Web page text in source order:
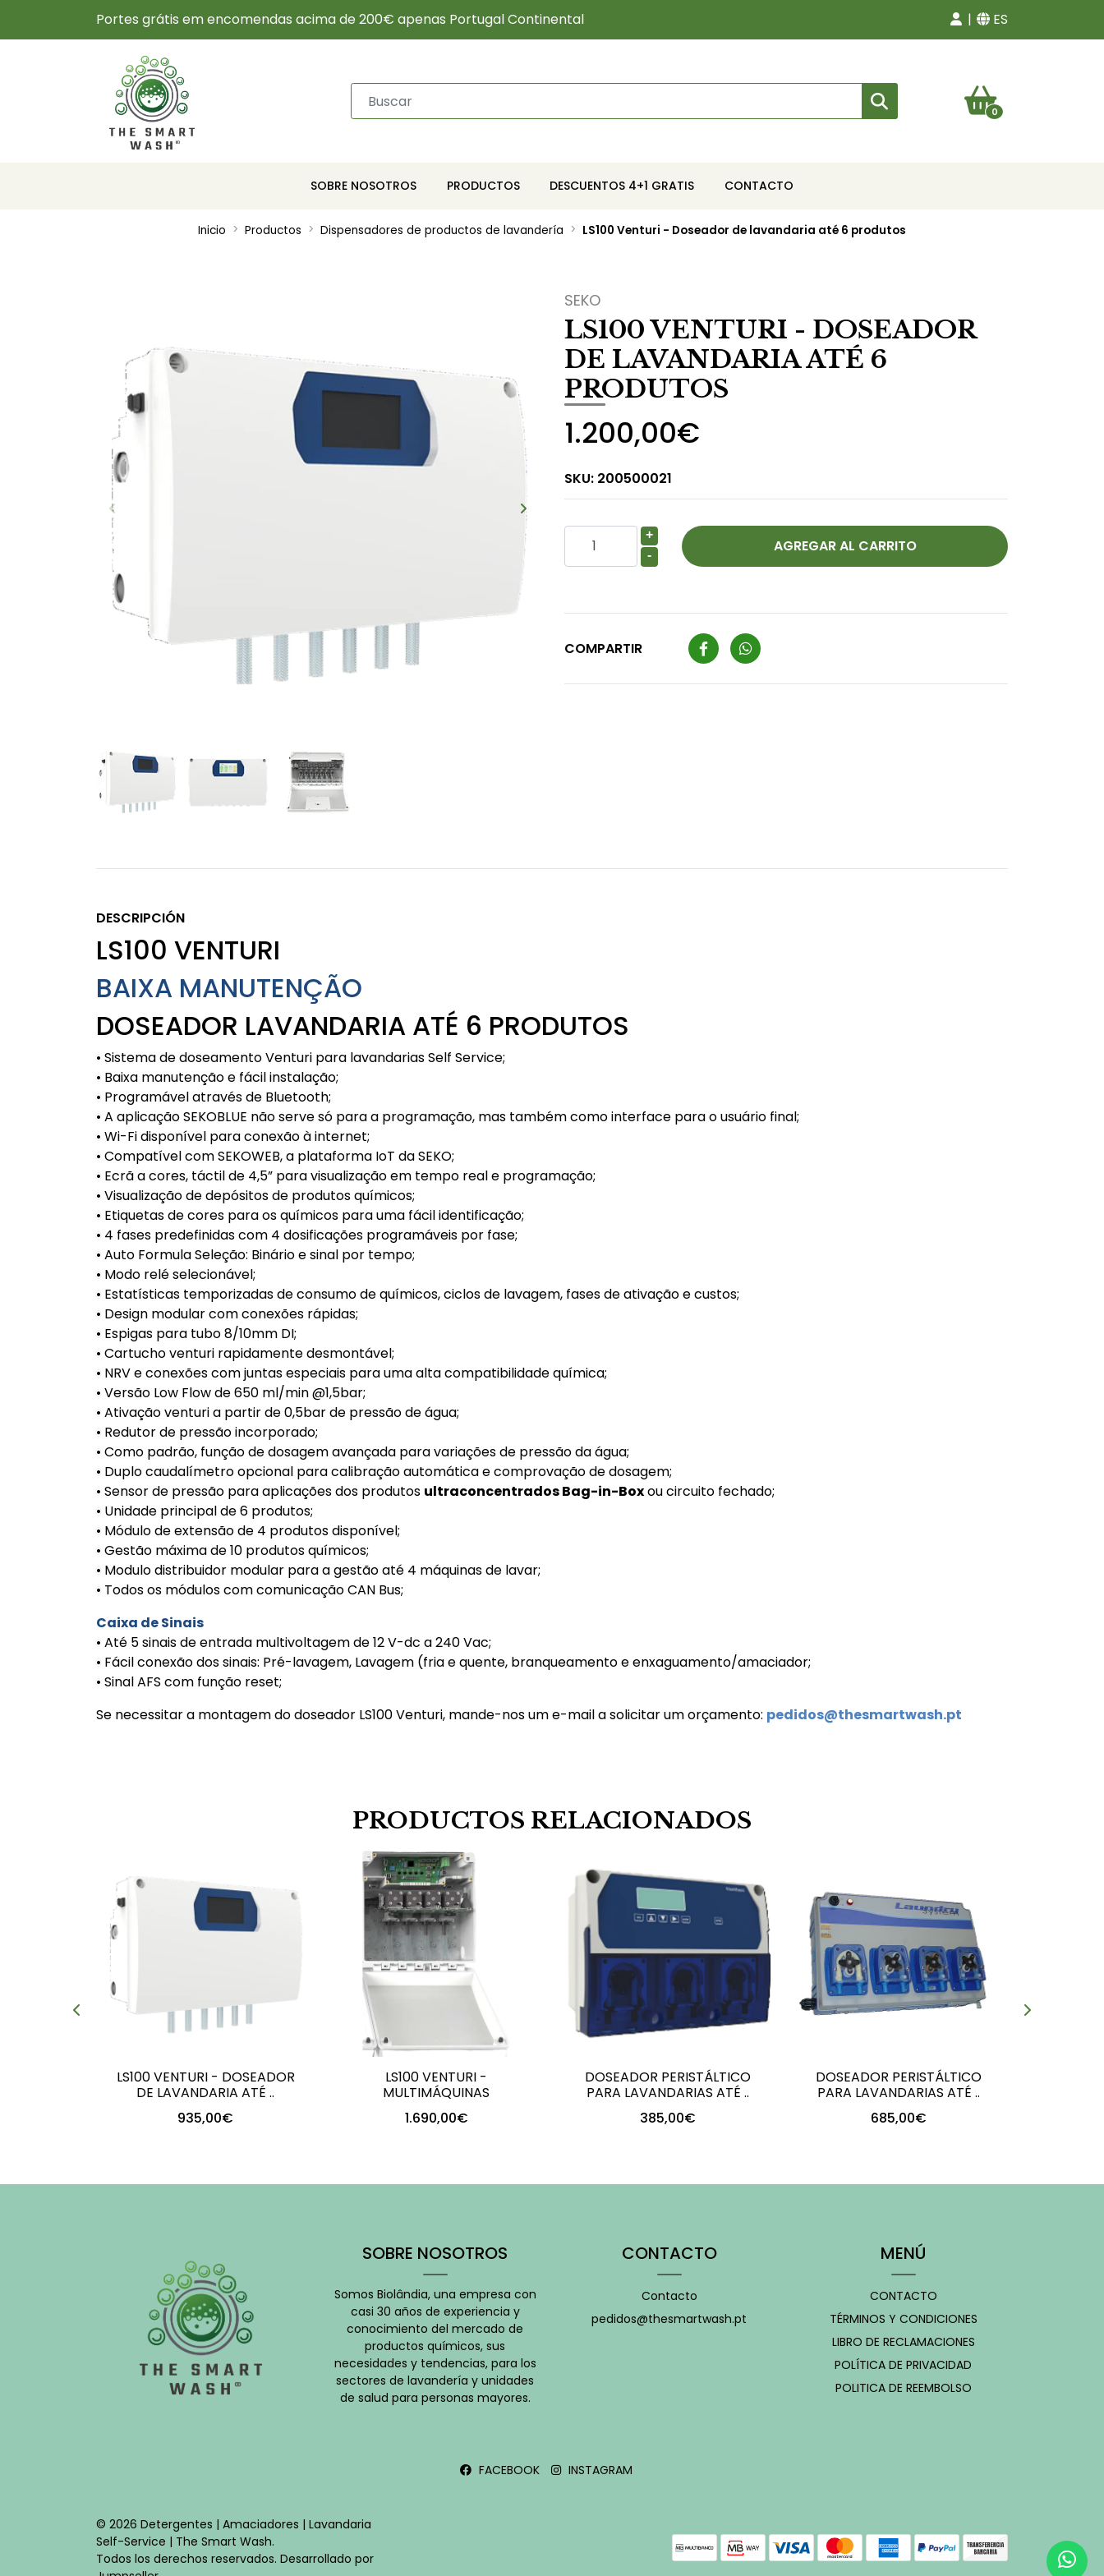
Portes grátis em encomendas acima de 200€ apenas Portugal Continental ES
0
SOBRE NOSOTROS PRODUCTOS DESCUENTOS 4+1 GRATIS CONTACTO
Inicio Productos Dispensadores de productos de lavandería LS100 Venturi - Doseador de lavandaria até 6 produtos
SEKO
LS100 VENTURI - DOSEADOR
DE LAVANDARIA ATÉ 6
PRODUTOS
1.200,00€
SKU: 200500021
+
-
COMPARTIR
DESCRIPCIÓN
LS100 VENTURI
BAIXA MANUTENÇÃO
DOSEADOR LAVANDARIA ATÉ 6 PRODUTOS
• Sistema de doseamento Venturi para lavandarias Self Service;
• Baixa manutenção e fácil instalação;
• Programável através de Bluetooth;
• A aplicação SEKOBLUE não serve só para a programação, mas também como interface para o usuário final;
• Wi-Fi disponível para conexão à internet;
• Compatível com SEKOWEB, a plataforma IoT da SEKO;
• Ecrã a cores, táctil de 4,5” para visualização em tempo real e programação;
• Visualização de depósitos de produtos químicos;
• Etiquetas de cores para os químicos para uma fácil identificação;
• 4 fases predefinidas com 4 dosificações programáveis por fase;
• Auto Formula Seleção: Binário e sinal por tempo;
• Modo relé selecionável;
• Estatísticas temporizadas de consumo de químicos, ciclos de lavagem, fases de ativação e custos;
• Design modular com conexões rápidas;
• Espigas para tubo 8/10mm DI;
• Cartucho venturi rapidamente desmontável;
• NRV e conexões com juntas especiais para uma alta compatibilidade química;
• Versão Low Flow de 650 ml/min @1,5bar;
• Ativação venturi a partir de 0,5bar de pressão de água;
• Redutor de pressão incorporado;
• Como padrão, função de dosagem avançada para variações de pressão da água;
• Duplo caudalímetro opcional para calibração automática e comprovação de dosagem;
• Sensor de pressão para aplicações dos produtos ultraconcentrados Bag-in-Boxou circuito fechado;
• Unidade principal de 6 produtos;
• Módulo de extensão de 4 produtos disponível;
• Gestão máxima de 10 produtos químicos;
• Modulo distribuidor modular para a gestão até 4 máquinas de lavar;
• Todos os módulos com comunicação CAN Bus;
Caixa de Sinais
• Até 5 sinais de entrada multivoltagem de 12 V-dc a 240 Vac;
• Fácil conexão dos sinais: Pré-lavagem, Lavagem (fria e quente, branqueamento e enxaguamento/amaciador;
• Sinal AFS com função reset;
Se necessitar a montagem do doseador LS100 Venturi, mande-nos um e-mail a solicitar um orçamento: pedidos@thesmartwash.pt
PRODUCTOS RELACIONADOS
LS100 VENTURI - DOSEADOR
DE LAVANDARIA ATÉ ..
935,00€
LS100 VENTURI -
MULTIMÁQUINAS
1.690,00€
DOSEADOR PERISTÁLTICO
PARA LAVANDARIAS ATÉ ..
385,00€
DOSEADOR PERISTÁLTICO
PARA LAVANDARIAS ATÉ ..
685,00€
SOBRE NOSOTROS
Somos Biolândia, una empresa con
casi 30 años de experiencia y
conocimiento del mercado de
productos químicos, sus
necesidades y tendencias, para los
sectores de lavandería y unidades
de salud para personas mayores.
CONTACTO
Contacto
pedidos@thesmartwash.pt
MENÚ
CONTACTO
TÉRMINOS Y CONDICIONES
LIBRO DE RECLAMACIONES
POLÍTICA DE PRIVACIDAD
POLITICA DE REEMBOLSO
FACEBOOK INSTAGRAM
© 2026 Detergentes | Amaciadores | Lavandaria
Self-Service | The Smart Wash.
Todos los derechos reservados. Desarrollado por